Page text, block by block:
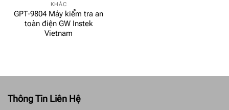
KHÁC
GPT-9804 Máy kiểm tra an
toàn điện GW Instek
Vietnam
Thông Tin Liên Hệ